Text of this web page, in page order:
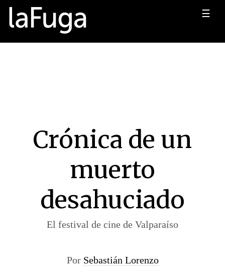
☰
Crónica de un
muerto
desahuciado
El festival de cine de Valparaíso
Por Sebastián Lorenzo